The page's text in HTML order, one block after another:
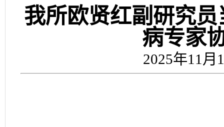
我所欧贤红副研究
病专家
2025年11月